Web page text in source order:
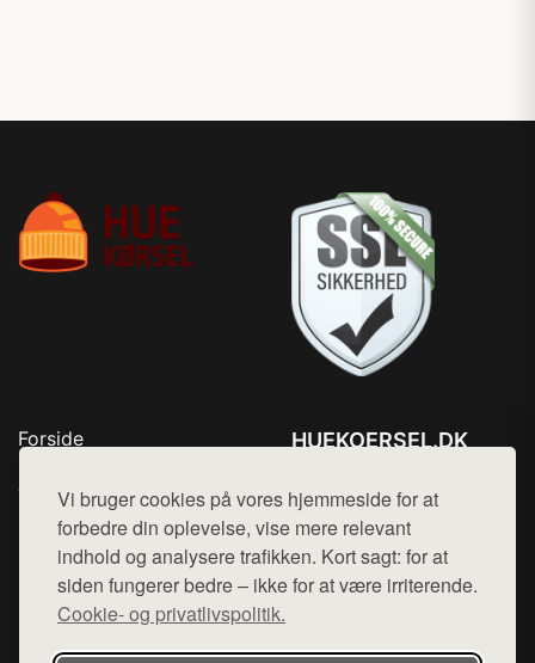
Vi bruger cookies på vores hjemmeside for at
forbedre din oplevelse, vise mere relevant
indhold og analysere trafikken. Kort sagt: for at
siden fungerer bedre – ikke for at være irriterende.
Cookie- og privatlivspolitik.
Forside
Top Rabatter
Kontakt
HUEKOERSEL.DK
Mail: hej@want.dk
Cookie- og privatlivspolitik